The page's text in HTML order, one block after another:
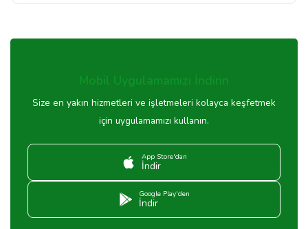
Mobil Uygulamamızı İndirin
Size en yakın hizmetleri ve işletmeleri kolayca keşfetmek
için uygulamamızı kullanın.
App Store'dan
İndir
Google Play'den
İndir